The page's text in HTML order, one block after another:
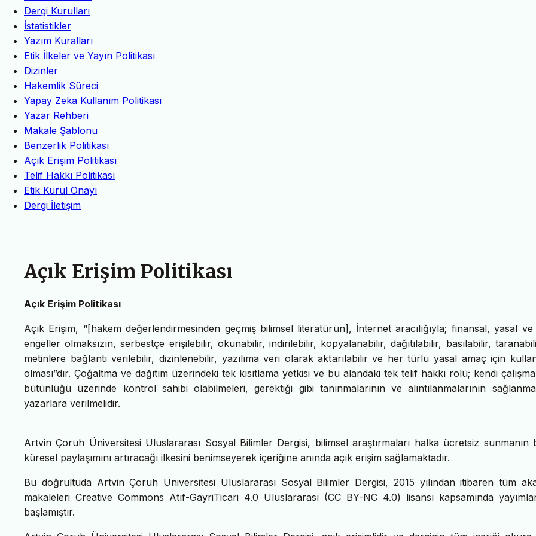
Dergi Kurulları
İstatistikler
Yazım Kuralları
Etik İlkeler ve Yayın Politikası
Dizinler
Hakemlik Süreci
Yapay Zeka Kullanım Politikası
Yazar Rehberi
Makale Şablonu
Benzerlik Politikası
Açık Erişim Politikası
Telif Hakkı Politikası
Etik Kurul Onayı
Dergi İletişim
Açık Erişim Politikası
Açık Erişim Politikası
Açık Erişim, “[hakem değerlendirmesinden geçmiş bilimsel literatürün], İnternet aracılığıyla; finansal, yasal
engeller olmaksızın, serbestçe erişilebilir, okunabilir, indirilebilir, kopyalanabilir, dağıtılabilir, basılabilir,
metinlere bağlantı verilebilir, dizinlenebilir, yazılıma veri olarak aktarılabilir ve her türlü yasal amaç için
olması”dır. Çoğaltma ve dağıtım üzerindeki tek kısıtlama yetkisi ve bu alandaki tek telif hakkı rolü; kendi
bütünlüğü üzerinde kontrol sahibi olabilmeleri, gerektiği gibi tanınmalarının ve alıntılanmalarının
yazarlara verilmelidir.
Artvin Çoruh Üniversitesi Uluslararası Sosyal Bilimler Dergisi, bilimsel araştırmaları halka ücretsiz sunmanın
küresel paylaşımını artıracağı ilkesini benimseyerek içeriğine anında açık erişim sağlamaktadır.
Bu doğrultuda Artvin Çoruh Üniversitesi Uluslararası Sosyal Bilimler Dergisi, 2015 yılından itibaren tüm
makaleleri Creative Commons Atıf-GayriTicari 4.0 Uluslararası (CC BY-NC 4.0) lisansı kapsamında
başlamıştır.